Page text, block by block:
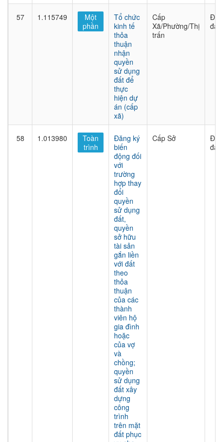
57 1.115749
Một
phần
Tổ chức
kinh tế
thỏa
thuận
nhận
quyền
sử dụng
đất để
thực
hiện dự
án (cấp
xã)
Cấp
Xã/Phường/Thị
trấn
Đất
đai
58 1.013980
Toàn
trình
Đăng ký
biến
động đối
với
trường
hợp thay
đổi
quyền
sử dụng
đất,
quyền
sở hữu
tài sản
gắn liền
với đất
theo
thỏa
thuận
của các
thành
viên hộ
gia đình
hoặc
của vợ
và
chồng;
quyền
sử dụng
đất xây
dựng
công
trình
trên mặt
đất phục
Cấp Sở
Đất
đai